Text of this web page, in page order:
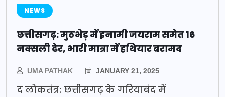
NEWS
छत्तीसगढ़: मुठभेड़ में इनामी जयराम समेत 16
नक्सली ढेर, भारी मात्रा में हथियार बरामद
UMA PATHAK JANUARY 21, 2025
द लोकतंत्र: छत्तीसगढ़ के गरियाबंद में